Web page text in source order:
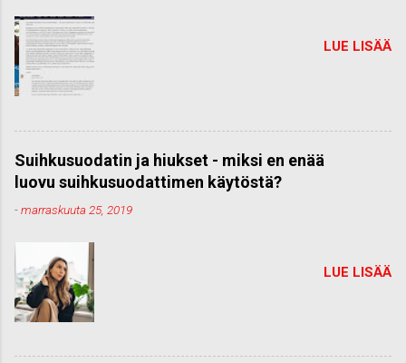
LUE LISÄÄ
Suihkusuodatin ja hiukset - miksi en enää
luovu suihkusuodattimen käytöstä?
-marraskuuta 25, 2019
LUE LISÄÄ